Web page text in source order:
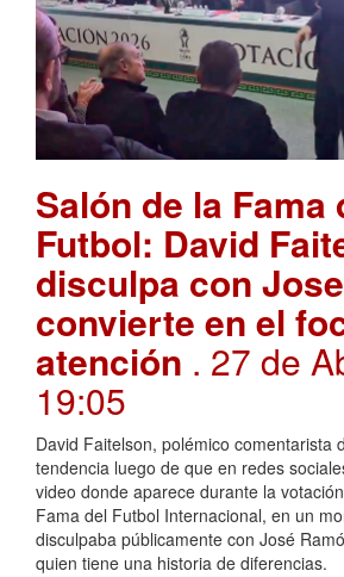
Salón de la Fama
Futbol: David
disculpa con
convierte en el
atención . 27 de
19:05
David Faitelson, polémico comentarista
tendencia luego de que en redes
video donde aparece durante la
Fama del Futbol Internacional, en un
disculpaba públicamente con José
quien tiene una historia de diferencias.